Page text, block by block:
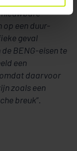
op een duur­
geval
BENG-ei­­sen te
een
daar­­­­­­­­voor
zoals een
breuk”.